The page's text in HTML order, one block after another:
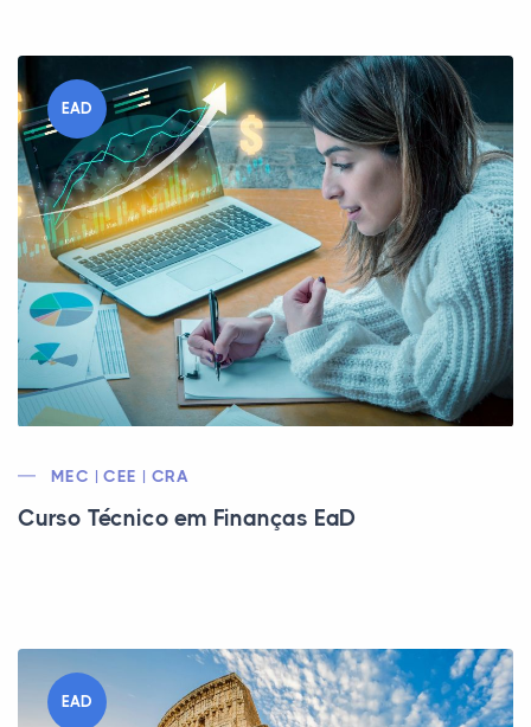
EAD
MEC | CEE | CRA
Curso Técnico em Finanças EaD
EAD